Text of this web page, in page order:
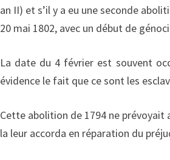
an II) et s’il y a eu une seconde
20 mai 1802, avec un début de
La date du 4 février est souvent
évidence le fait que ce sont les
Cette abolition de 1794 ne prévoyait
la leur accorda en réparation du